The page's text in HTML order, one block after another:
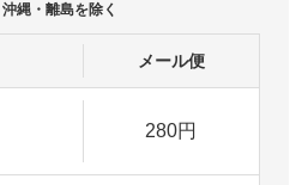
縄・離島を除く
メール便
280円